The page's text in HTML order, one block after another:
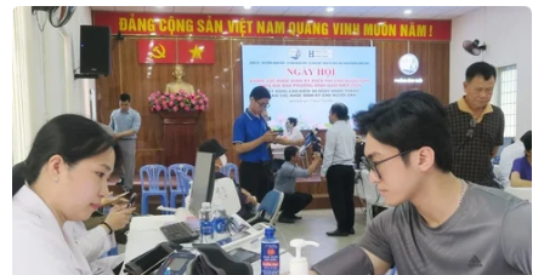
10/08/2026 05:35
Cập nhật lịch thi đấu
bán kết ASEAN Cup 2026 của hai cặp
đấu
10/08/2026 03:08